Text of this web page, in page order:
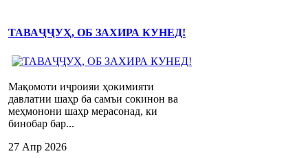
ТАВАҶҶУҲ, ОБ ЗАХИРА КУНЕД!
Мақомоти иҷроияи ҳокимияти
давлатии шаҳр ба самъи сокинон ва
меҳмонони шаҳр мерасонад, ки
бинобар бар...
27 Апр 2026